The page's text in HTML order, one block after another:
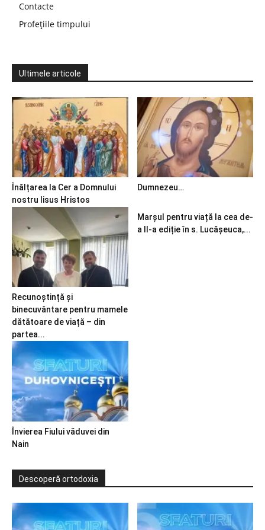
Contacte
Profețiile timpului
Ultimele articole
Înălțarea la Cer a Domnului
nostru Iisus Hristos
Dumnezeu…
Recunoștință și
binecuvântare pentru mamele
dătătoare de viață – din
partea...
Marșul pentru viață la cea de-
a II-a ediție în s. Lucășeuca,...
Învierea Fiului văduvei din
Nain
Descoperă ortodoxia